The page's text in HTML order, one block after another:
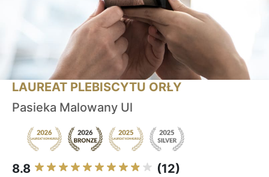
LAUREAT PLEBISCYTU ORŁY
Pasieka Malowany Ul
8.8 (12)